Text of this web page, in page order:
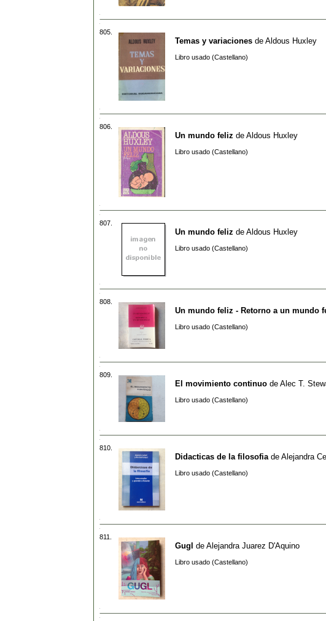
805.
Temas y variaciones de Aldous Huxley
Libro usado (Castellano)
806.
Un mundo feliz de Aldous Huxley
Libro usado (Castellano)
807.
Un mundo feliz de Aldous Huxley
Libro usado (Castellano)
808.
Un mundo feliz - Retorno a un mundo
Libro usado (Castellano)
809.
El movimiento continuo de Alec T.
Libro usado (Castellano)
810.
Didacticas de la filosofia de Alejandra
Libro usado (Castellano)
811.
Gugl de Alejandra Juarez D'Aquino
Libro usado (Castellano)